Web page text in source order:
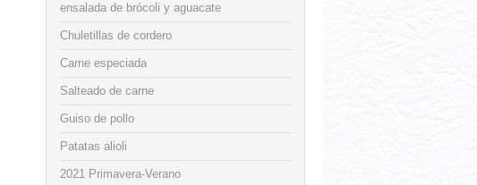
ensalada de brócoli y aguacate
Chuletillas de cordero
Carne especiada
Salteado de carne
Guiso de pollo
Patatas alioli
2021 Primavera-Verano